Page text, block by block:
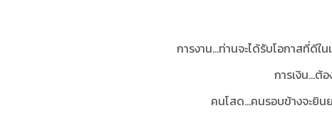
การงาน...ท่านจะได้รับโอกาสที่ดี
การเงิน...ต้
คนโสด...คนรอบข้างจะยิ